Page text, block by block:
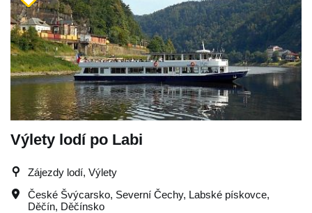
Výlety lodí po Labi
Zájezdy lodí, Výlety
České Švýcarsko, Severní Čechy, Labské pískovce,
Děčín, Děčínsko